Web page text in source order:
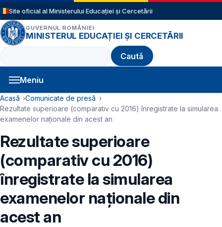
Sari la conținutul principal
Site oficial al Ministerului Educației și Cercetării
GUVERNUL ROMÂNIEI
MINISTERUL EDUCAȚIEI ȘI CERCETĂRII
Caută
Meniu
Navigație principală
Cale de navigare
Acasă
Comunicate de presă
Rezultate superioare (comparativ cu 2016) înregistrate la simularea
examenelor naționale din acest an
Rezultate superioare
(comparativ cu 2016)
înregistrate la simularea
examenelor naționale din
acest an